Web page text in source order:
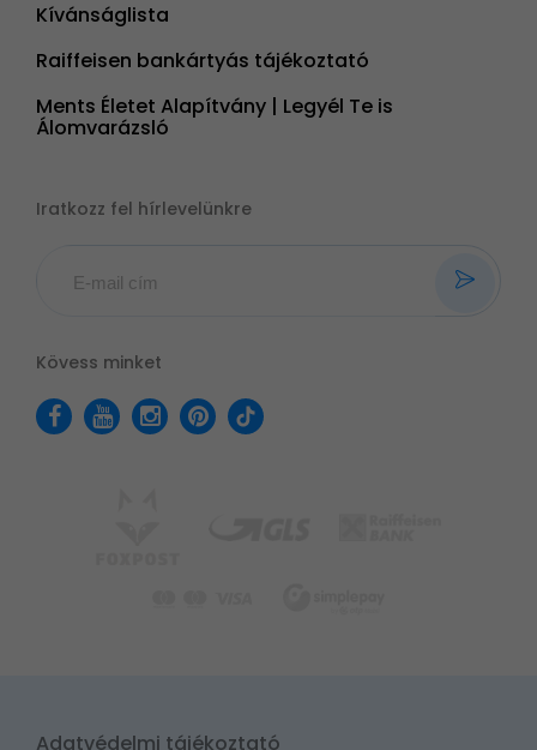
Kívánságlista
Raiffeisen bankártyás tájékoztató
Ments Életet Alapítvány | Legyél Te is
Álomvarázsló
Iratkozz fel hírlevelünkre
Kövess minket
Adatvédelmi tájékoztató